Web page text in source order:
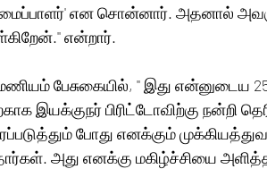
என சொன்னார். அதனால்
என்றார்.
பேசுகையில், '' இது என்னுடைய
இயக்குநர் பிரிட்டோவிற்கு நன்றி
போது எனக்கும்
அது எனக்கு மகிழ்ச்சியை